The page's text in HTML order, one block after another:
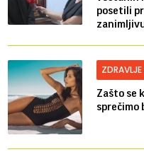
posetili
Zašto se
sprečimo